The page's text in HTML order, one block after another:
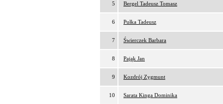
5 Bergel Tadeusz Tomasz
6 Pułka Tadeusz
7 Świerczek Barbara
8 Pająk Jan
9 Kozdrój Zygmunt
10 Sarata Kinga Dominika